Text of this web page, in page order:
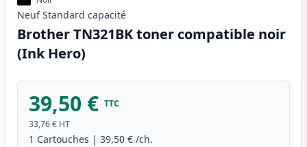
Neuf Standard capacité
Brother TN321BK toner compatible noir
(Ink Hero)
39,50 € TTC
33,76 € HT
1 Cartouches | 39,50 € /ch.